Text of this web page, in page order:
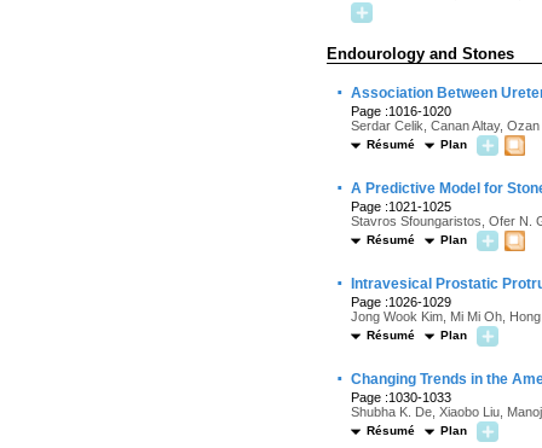
Endourology and Stones
· Association Between
Page :1016-1020
Serdar Celik, Canan Altay,
Résumé Plan
· A Predictive Model for
Page :1021-1025
Stavros Sfoungaristos, Ofer N.
Résumé Plan
· Intravesical Prostatic
Page :1026-1029
Jong Wook Kim, Mi Mi Oh,
Résumé Plan
· Changing Trends in the
Page :1030-1033
Shubha K. De, Xiaobo Liu,
Résumé Plan